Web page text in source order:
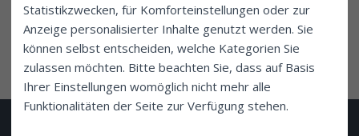
af-Berufsbroschüre - Überarbeitete Version 2026
Statistikzwecken, für Komforteinstellungen oder zur
Anzeige personalisierter Inhalte genutzt werden. Sie
können selbst entscheiden, welche Kategorien Sie
zulassen möchten. Bitte beachten Sie, dass auf Basis
Ihrer Einstellungen womöglich nicht mehr alle
Funktionalitäten der Seite zur Verfügung stehen.